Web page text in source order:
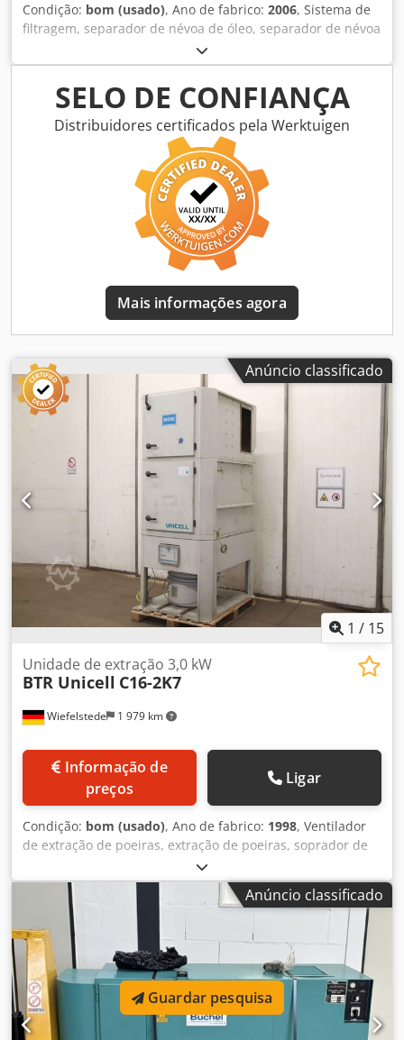
Condição: bom (usado), Ano de fabrico: 2006, Sistema de
filtragem, separador de névoa de óleo, separador de névoa
de óleo, filtro de ar, separador de névoa, separador de
névoa de óleo e emulsão, filtro de partículas suspensas -
Fabricante: W+W, sistema separador de névoa de óleo tipo
ME-FI 600 - Tensão: 230V / 0,15 kW - Filtro: sem filtro
Dcedpfx Aeiz Udwehmek - Quantidade: 1 unidade
disponível - Dimensões: 710/390/H445 mm - Peso: 38 kg
SELO DE CONFIANÇA
Distribuidores certificados pela Werktuigen
Mais informações agora
Anúncio classificado
1 / 15
Wiefelstede 1 979 km
Unidade de extração 3,0 kW
BTR Unicell C16-2K7
preços
Ligar
Condição: bom (usado), Ano de fabrico: 1998, Ventilador
de extração de poeiras, extração de poeiras, soprador de
poeiras, sistema de extração de poeiras, soprador de
poeiras, unidade de extração de poeiras, separador, filtro
de fumos de soldadura, extração de fumos de soldadura,
ventilador de extração de fumos, sistema de filtragem,
sistema de extração de pó de cartucho -Fabricante: BTR
Environmental, sistema de despoeiramento de cartucho
Unicell -Tipo: C16-2K7 Dedpfxsu Uww Ss Ahmeck -Potência
do ventilador de extração: 3,0 kW -Entrada: Ø 220 mm -
Componentes individuais: ver fotos -Dimensões:
1210/1040/H2340 mm -Peso: 474 kg
Anúncio classificado
Guardar pesquisa